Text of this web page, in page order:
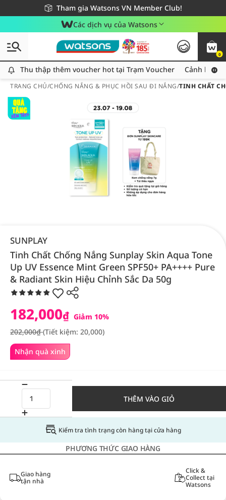
Tham gia Watsons VN Member Club!
Miễn phí giao hàng cho đơn hàng từ 249,000Đ
Giao hàng nhanh 24h - Áp dụng khu vực TP. Hồ Chí Minh
Các dịch vụ của Watsons
0
Thu thập thêm voucher hot tại Trạm Voucher
Thu thập thêm voucher hot tại Trạm Voucher Cảnh báo
TRANG CHỦ/CHỐNG NẮNG & PHỤC HỒI SAU ĐI NẮNG/TINH CHẤT
SUNPLAY
Tinh Chất Chống Nắng Sunplay Skin Aqua Tone
Up UV Essence Mint Green SPF50+ PA++++ Pure
& Radiant Skin Hiệu Chỉnh Sắc Da 50g
Nhận quà xinh
182,000₫ Giảm 10%
202,000₫(Tiết kiệm: 20,000)
THÊM VÀO GIỎ
Kiểm tra tình trạng còn hàng tại cửa hàng
PHƯƠNG THỨC GIAO HÀNG
Giao hàng
tận nhà
Click &
Collect tại
Watsons